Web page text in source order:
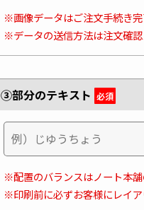
※画像データはご注文手続き完
※データの送信方法は注文確認
③部分のテキスト 必須
※配置のバランスはノート本舗
※印刷前に必ずお客様にレイ